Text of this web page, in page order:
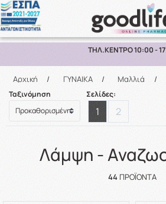
ΔΩΡΕΑΝ ΜΕΤΑΦΟΡΙΚΑ ΑΝΩ ΤΩΝ 70€
Αρχική / ΓΥΝΑΙΚΑ / Μαλλιά /
Ταξινόμηση Σελίδες:
1 2
Λάμψη -
44ΠΡΟΪΌΝΤΑ